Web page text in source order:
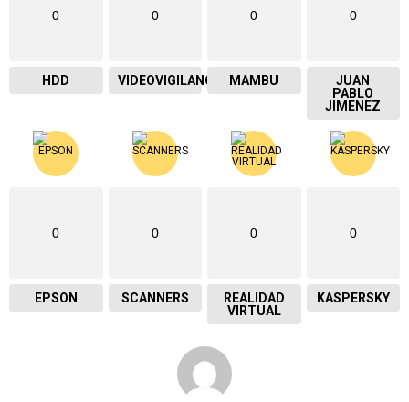
0
HDD
0
VIDEOVIGILANCIA
0
MAMBU
0
JUAN
PABLO
JIMENEZ
0
EPSON
0
SCANNERS
0
REALIDAD
VIRTUAL
0
KASPERSKY